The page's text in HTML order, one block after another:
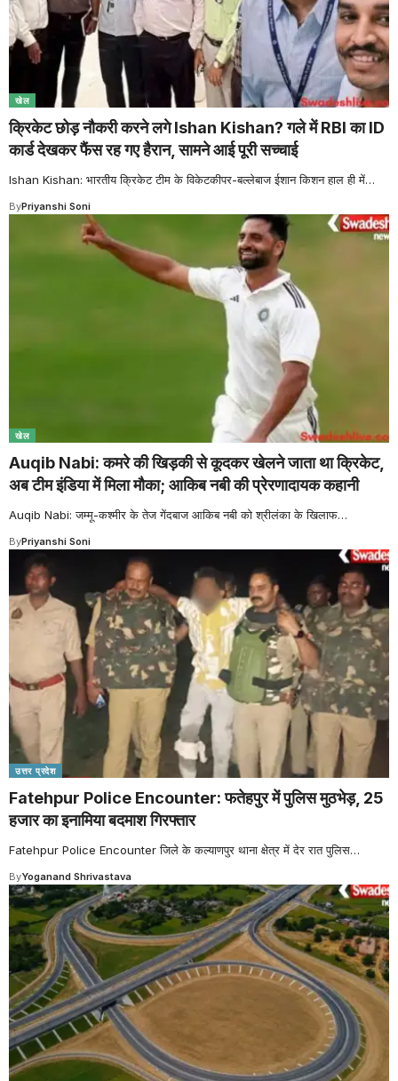
खेल
क्रिकेट छोड़ नौकरी करने लगे Ishan Kishan? गले में RBI का ID
कार्ड देखकर फैंस रह गए हैरान, सामने आई पूरी सच्चाई
Ishan Kishan: भारतीय क्रिकेट टीम के विकेटकीपर-बल्लेबाज ईशान किशन हाल ही में…
ByPriyanshi Soni
खेल
Auqib Nabi: कमरे की खिड़की से कूदकर खेलने जाता था क्रिकेट,
अब टीम इंडिया में मिला मौका; आकिब नबी की प्रेरणादायक कहानी
Auqib Nabi: जम्मू-कश्मीर के तेज गेंदबाज आकिब नबी को श्रीलंका के खिलाफ…
ByPriyanshi Soni
उत्तर प्रदेश
Fatehpur Police Encounter: फतेहपुर में पुलिस मुठभेड़, 25
हजार का इनामिया बदमाश गिरफ्तार
Fatehpur Police Encounter जिले के कल्याणपुर थाना क्षेत्र में देर रात पुलिस…
ByYoganand Shrivastava